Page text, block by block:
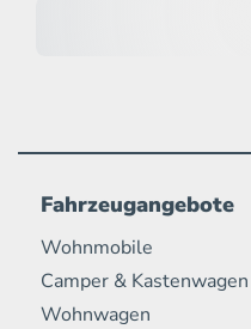
Fahrzeugangebote
Wohnmobile
Camper & Kastenwagen
Wohnwagen